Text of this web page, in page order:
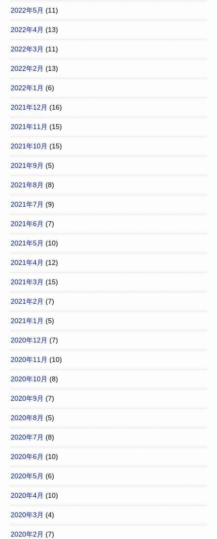
2022年5月 (11)
2022年4月 (13)
2022年3月 (11)
2022年2月 (13)
2022年1月 (6)
2021年12月 (16)
2021年11月 (15)
2021年10月 (15)
2021年9月 (5)
2021年8月 (8)
2021年7月 (9)
2021年6月 (7)
2021年5月 (10)
2021年4月 (12)
2021年3月 (15)
2021年2月 (7)
2021年1月 (5)
2020年12月 (7)
2020年11月 (10)
2020年10月 (8)
2020年9月 (7)
2020年8月 (5)
2020年7月 (8)
2020年6月 (10)
2020年5月 (6)
2020年4月 (10)
2020年3月 (4)
2020年2月 (7)